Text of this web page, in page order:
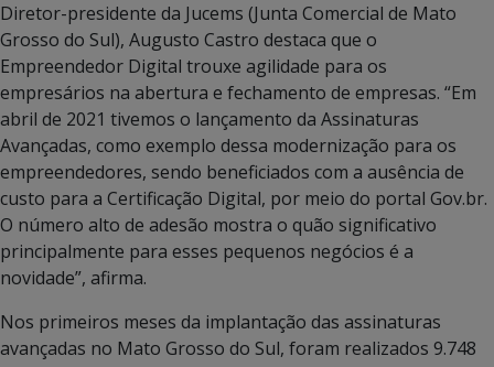
Diretor-presidente da Jucems (Junta Comercial de Mato
Grosso do Sul), Augusto Castro destaca que o
Empreendedor Digital trouxe agilidade para os
empresários na abertura e fechamento de empresas. “Em
abril de 2021 tivemos o lançamento da Assinaturas
Avançadas, como exemplo dessa modernização para os
empreendedores, sendo beneficiados com a ausência de
custo para a Certificação Digital, por meio do portal Gov.br.
O número alto de adesão mostra o quão significativo
principalmente para esses pequenos negócios é a
novidade”, afirma.
Nos primeiros meses da implantação das assinaturas
avançadas no Mato Grosso do Sul, foram realizados 9.748